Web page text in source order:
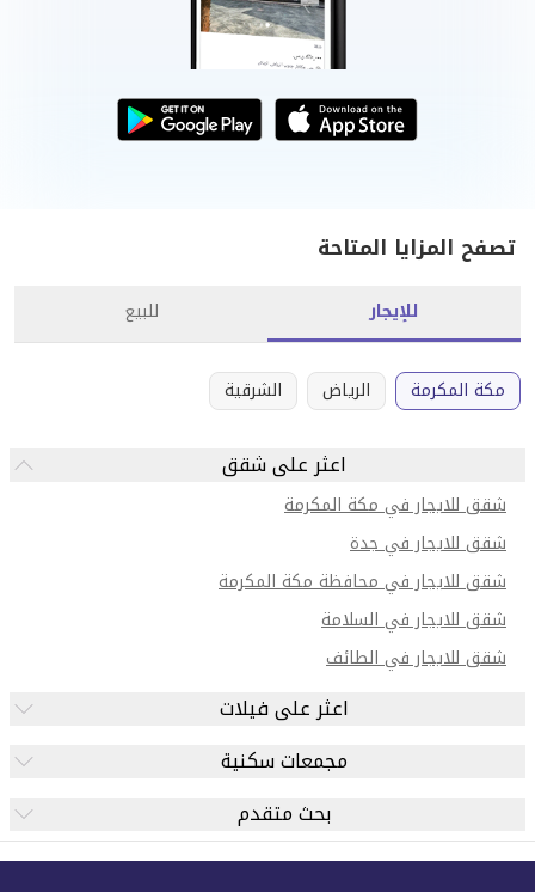
تصفح المزايا المتاحة
للإيجار للبيع
مكة المكرمة الرياض الشرقية
اعثر على شقق
شقق للايجار في مكة المكرمة
شقق للايجار في جدة
شقق للايجار في محافظة مكة المكرمة
شقق للايجار في السلامة
شقق للايجار في الطائف
اعثر على فيلات
مجمعات سكنية
بحث متقدم